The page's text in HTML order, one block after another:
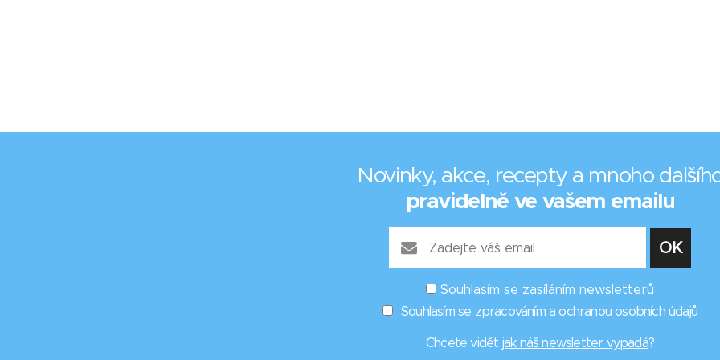
Novinky, akce, recepty a mnoho
pravidelně ve vašem emailu
Souhlasím se zasíláním newsletterů
Souhlasím se zpracováním a ochranou osobních údajů
Chcete vidět jak náš newsletter vypadá?